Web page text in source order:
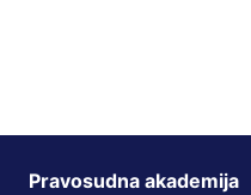
Pravosudna akademija